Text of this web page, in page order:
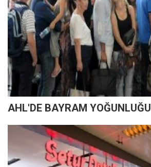
AHL'DE BAYRAM YOĞUNLUĞU